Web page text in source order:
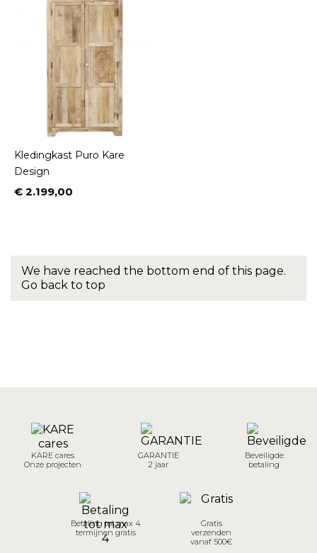
Kledingkast Puro Kare
Design
Prijs
€ 2.199,00
We have reached the bottom end of this page.
Go back to top
KARE cares
Onze projecten
GARANTIE
2 jaar
Beveiligde
betaling
Betaling tot max 4
termijnen gratis
Gratis
verzenden
vanaf 500€